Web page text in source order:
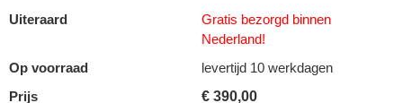
Uiteraard
Gratis bezorgd binnen
Nederland!
Op voorraad
levertijd 10 werkdagen
Prijs
€ 390,00